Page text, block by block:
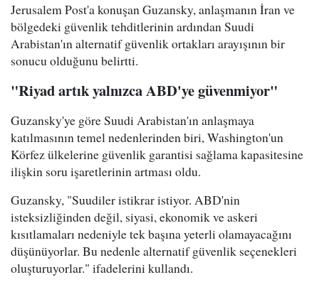
Jerusalem Post'a konuşan Guzansky, anlaşmanın İran ve
bölgedeki güvenlik tehditlerinin ardından Suudi
Arabistan'ın alternatif güvenlik ortakları arayışının bir
sonucu olduğunu belirtti.
"Riyad artık yalnızca ABD'ye güvenmiyor"
Guzansky'ye göre Suudi Arabistan'ın anlaşmaya
katılmasının temel nedenlerinden biri, Washington'un
Körfez ülkelerine güvenlik garantisi sağlama kapasitesine
ilişkin soru işaretlerinin artması oldu.
Guzansky, "Suudiler istikrar istiyor. ABD'nin
isteksizliğinden değil, siyasi, ekonomik ve askeri
kısıtlamaları nedeniyle tek başına yeterli olamayacağını
düşünüyorlar. Bu nedenle alternatif güvenlik seçenekleri
oluşturuyorlar." ifadelerini kullandı.